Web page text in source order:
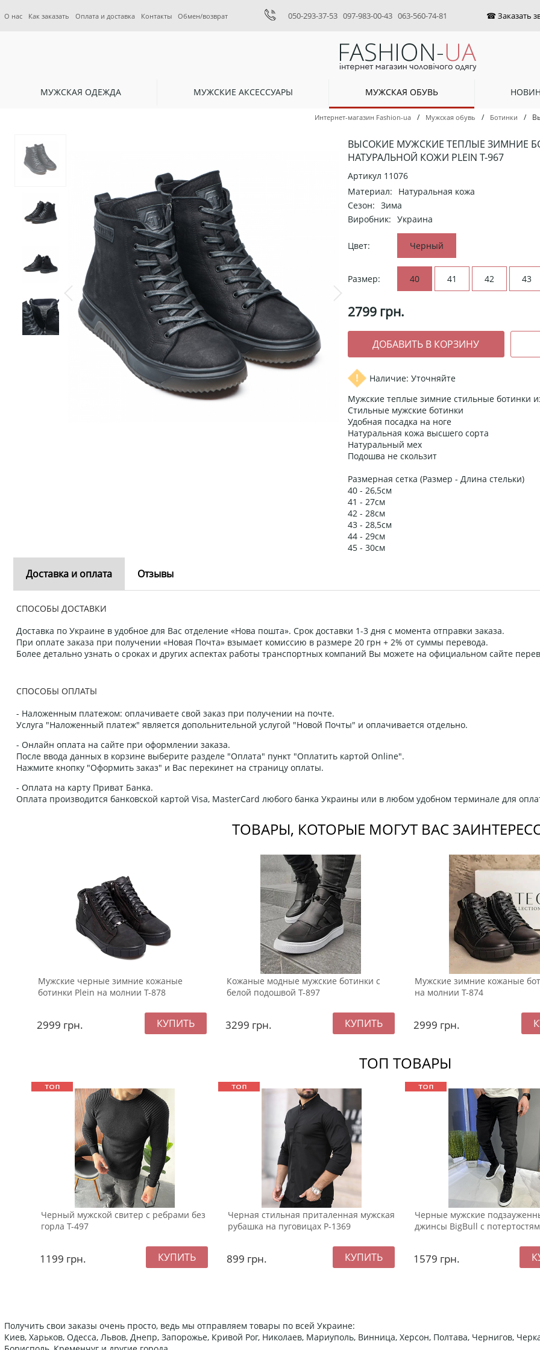
О нас Как заказать Оплата и доставка Контакты Обмен/возврат 050-293-37-53 097-983-00-43 063-560-74-81
МУЖСКАЯ ОДЕЖДА МУЖСКИЕ АКСЕССУАРЫ МУЖСКАЯ ОБУВЬ
Интернет-магазин Fashion-ua / Мужская обувь / Ботинки /
ВЫСОКИЕ МУЖСКИЕ ТЕПЛЫЕ ЗИМНИЕ
НАТУРАЛЬНОЙ КОЖИ PLEIN Т-967
Артикул 11076
Материал:
Натуральная кожа
Сезон: Зима
Виробник: Украина
Цвет: Черный
Размер: 40 41 42 43
2799 грн.
Наличие: Уточняйте
Мужские теплые зимние стильные ботинки
Стильные мужские ботинки
Удобная посадка на ноге
Натуральная кожа высшего сорта
Натуральный мех
Подошва не скользит
Размерная сетка (Размер - Длина стельки)
40 - 26,5см
41 - 27см
42 - 28см
43 - 28,5см
44 - 29см
45 - 30см
Доставка и оплата Отзывы
СПОСОБЫ ДОСТАВКИ
Доставка по Украине в удобное для Вас отделение «Нова пошта». Срок доставки 1-3 дня с момента отправки заказа.
При оплате заказа при получении «Новая Почта» взымает комиссию в размере 20 грн + 2% от суммы перевода.
Более детально узнать о сроках и других аспектах работы транспортных компаний Вы можете на официальном сайте
СПОСОБЫ ОПЛАТЫ
- Наложенным платежом: оплачиваете свой заказ при получении на почте.
Услуга "Наложенный платеж" является допольнительной услугой "Новой Почты" и оплачивается отдельно.
- Онлайн оплата на сайте при оформлении заказа.
После ввода данных в корзине выберите разделе "Оплата" пункт "Оплатить картой Online".
Нажмите кнопку "Оформить заказ" и Вас перекинет на страницу оплаты.
- Оплата на карту Приват Банка.
Оплата производится банковской картой Visa, MasterCard любого банка Украины или в любом удобном терминале для
ТОВАРЫ, КОТОРЫЕ МОГУТ ВАС
Мужские черные зимние кожаные
ботинки Plein на молнии Т-878
2999 грн.
Кожаные модные мужские ботинки с
белой подошвой Т-897
3299 грн.
Мужские зимние кожаные
на молнии Т-874
2999 грн.
ТОП ТОВАРЫ
Черный мужской свитер с ребрами без
горла Т-497
1199 грн.
Черная стильная приталенная мужская
рубашка на пуговицах Р-1369
899 грн.
Черные мужские
джинсы BigBull с
1579 грн.
Получить свои заказы очень просто, ведь мы отправляем товары по всей Украине:
Киев, Харьков, Одесса, Львов, Днепр, Запорожье, Кривой Рог, Николаев, Мариуполь, Винница, Херсон, Полтава, Чернигов,